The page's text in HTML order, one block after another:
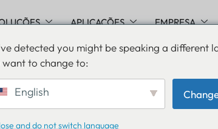
APLICAÇÕES EMPRESA
Energy (BLE):
detected you might be speaking a different
want to change to:
English
and do not switch language